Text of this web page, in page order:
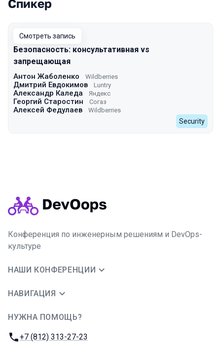
Выступления в сезоне 2023
Спикер
Смотреть запись
Безопасность: консультативная vs
запрещающая
Антон Жаболенко Wildberries
Дмитрий Евдокимов Luntry
Александр Каледа Яндекс
Георгий Старостин Согаз
Алексей Федулаев Wildberries
Security
Конференция по инженерным решениям и DevOps-
культуре
НАШИ КОНФЕРЕНЦИИ
НАВИГАЦИЯ
НУЖНА ПОМОЩЬ?
Телефон:
+7 (812) 313-27-23